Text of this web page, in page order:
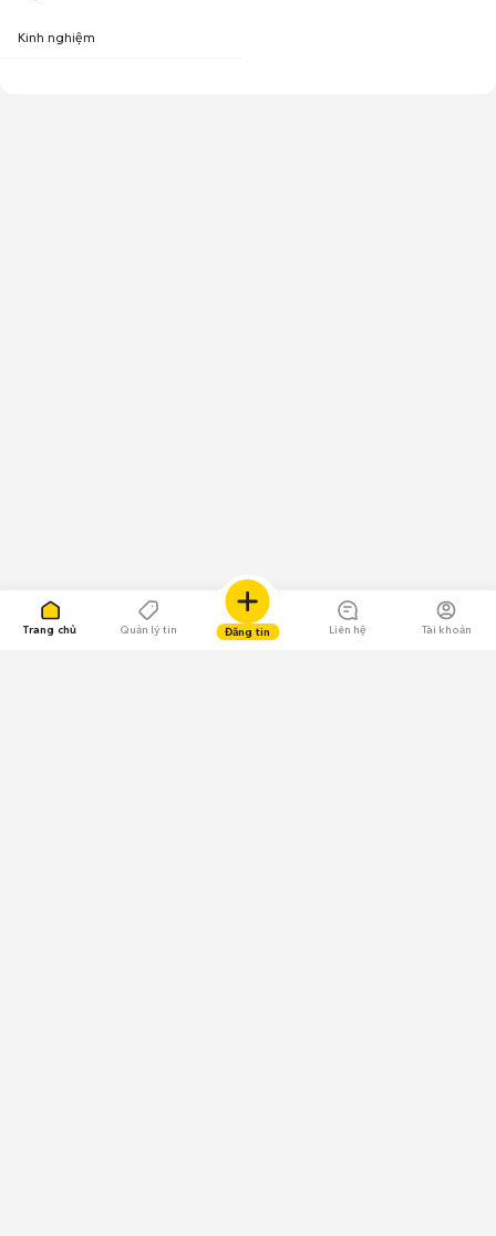
Trang chủ Quản lý tin Đăng tin Liên hệ Tài khoản
Kinh nghiệm